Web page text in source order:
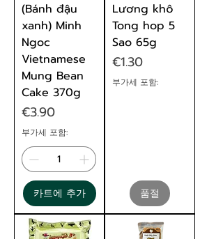
(Bánh đậu
xanh) Minh
Ngoc
Vietnamese
Mung Bean
Cake 370g
가격
€3.90
부가세 포함:
카트에 추가
Lương khô
Tong hop 5
Sao 65g
가격
€1.30
부가세 포함:
품절